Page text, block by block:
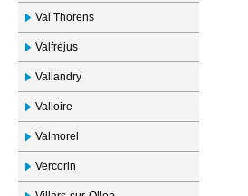
Val Thorens
Valfréjus
Vallandry
Valloire
Valmorel
Vercorin